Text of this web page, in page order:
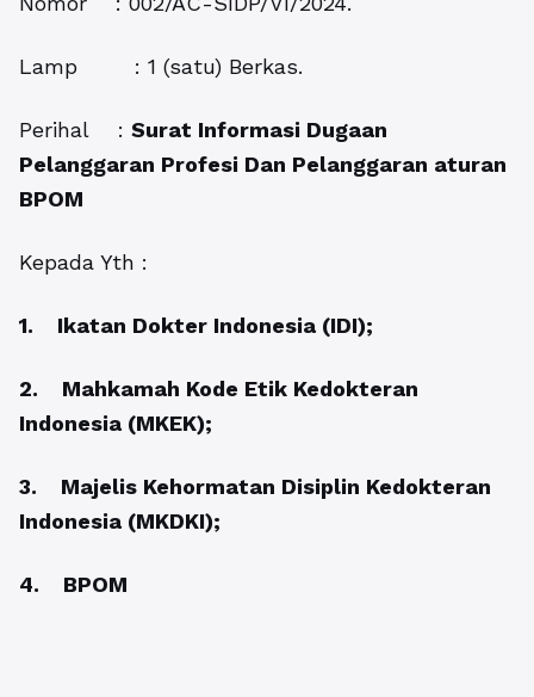
Lamp : 1 (satu) Berkas.
Perihal : Surat Informasi Dugaan
Pelanggaran Profesi Dan Pelanggaran aturan
BPOM
Kepada Yth :
1. Ikatan Dokter Indonesia (IDI);
2. Mahkamah Kode Etik Kedokteran
Indonesia (MKEK);
3. Majelis Kehormatan Disiplin Kedokteran
Indonesia (MKDKI);
4. BPOM